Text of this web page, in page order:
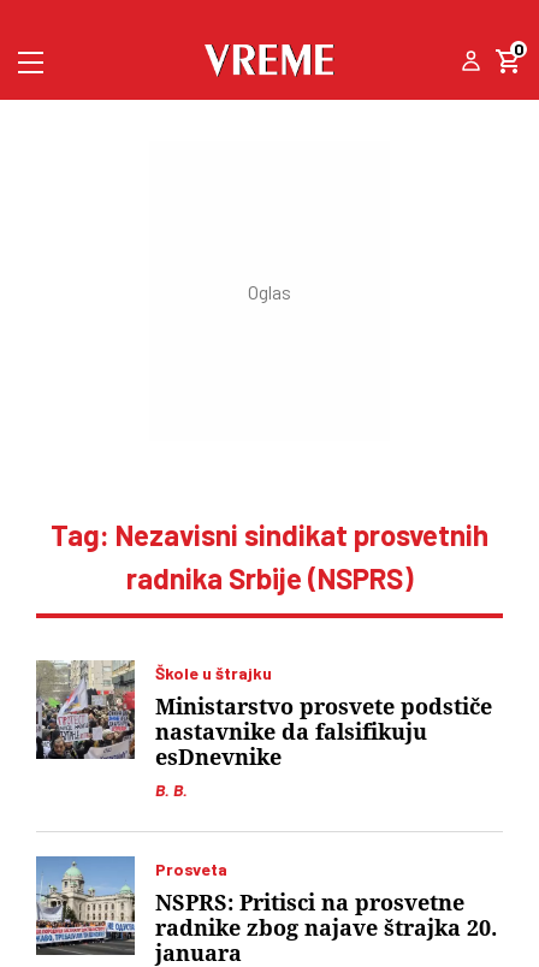
0
Tag: Nezavisni sindikat prosvetnih
radnika Srbije (NSPRS)
Škole u štrajku
B. B.
Ministarstvo prosvete podstiče
nastavnike da falsifikuju
esDnevnike
Prosveta
NSPRS: Pritisci na prosvetne
radnike zbog najave štrajka 20.
januara